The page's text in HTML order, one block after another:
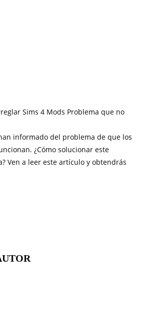
Sims 4 Mods Problema que no
informado del problema de que los
¿Cómo solucionar este
Ven a leer este artículo y obtendrás